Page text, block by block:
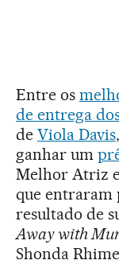
Entre os
de entrega
de Viola Davis
ganhar um
Melhor Atriz
que entraram
resultado de
Away with
Shonda